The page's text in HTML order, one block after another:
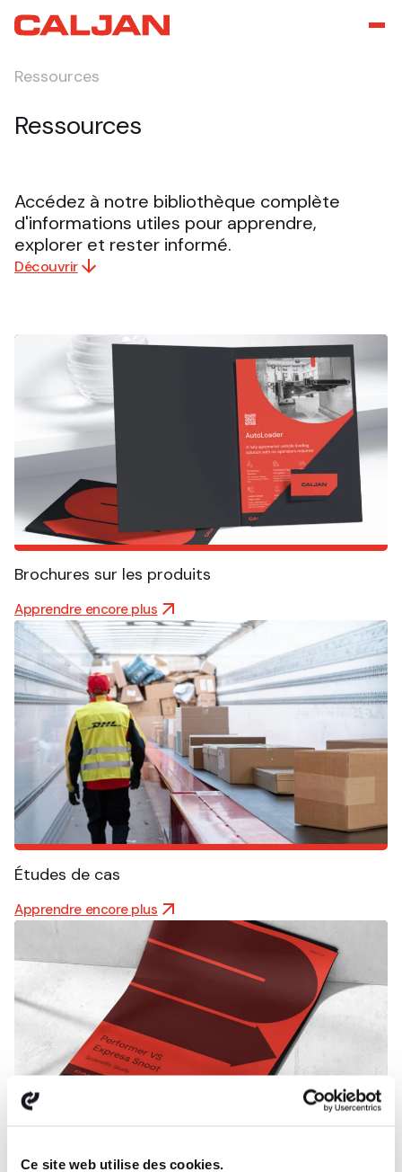
Ce site web utilise des cookies.
Ressources
Ressources
Accédez à notre bibliothèque complète
d'informations utiles pour apprendre,
explorer et rester informé.
Découvrir
Brochures sur les produits
Apprendre encore plus
Études de cas
Apprendre encore plus
Livres blancs et téléchargements